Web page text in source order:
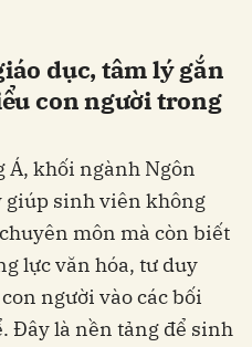
dục, tâm lý gắn
con người trong
Á, khối ngành Ngôn
giúp sinh viên không
môn mà còn biết
lực văn hóa, tư duy
người vào các bối
Đây là nền tảng để sinh